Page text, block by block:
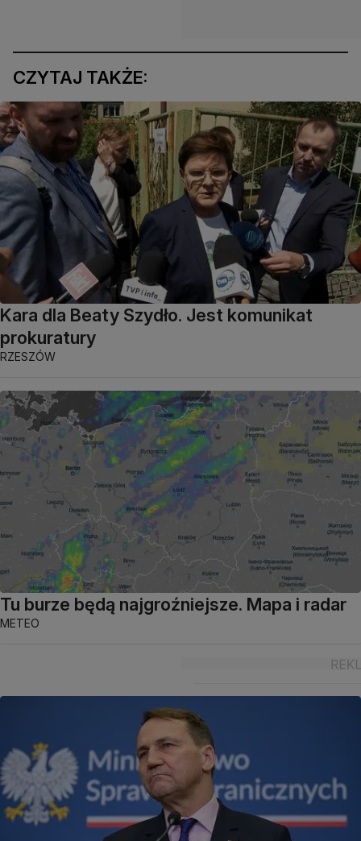
CZYTAJ TAKŻE:
Kara dla Beaty Szydło. Jest komunikat
prokuratury
RZESZÓW
Tu burze będą najgroźniejsze. Mapa i radar
METEO